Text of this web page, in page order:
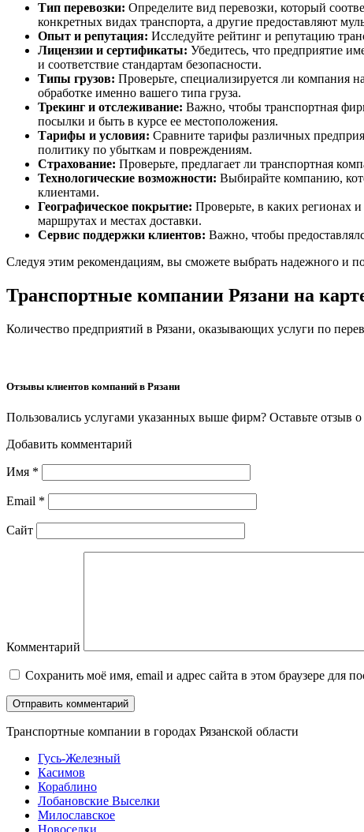
Тип перевозки: Определите вид перевозки, который
конкретных видах транспорта, а другие предоставляют
Опыт и репутация: Исследуйте рейтинг и репутацию
Лицензии и сертификаты: Убедитесь, что предприятие
и соответствие стандартам безопасности.
Типы грузов: Проверьте, специализируется ли компания
обработке именно вашего типа груза.
Трекинг и отслеживание: Важно, чтобы транспортная
посылки и быть в курсе ее местоположения.
Тарифы и условия: Сравните тарифы различных
политику по убыткам и повреждениям.
Страхование: Проверьте, предлагает ли транспортная
Технологические возможности: Выбирайте компанию,
клиентами.
Географическое покрытие: Проверьте, в каких регионах
маршрутах и местах доставки.
Сервис поддержки клиентов: Важно, чтобы
Следуя этим рекомендациям, вы сможете выбрать надежного и
Транспортные компании Рязани на
Количество предприятий в Рязани, оказывающих услуги по
Отзывы клиентов компаний в Рязани
Пользовались услугами указанных выше фирм? Оставьте отзыв о
Добавить комментарий
Имя *
Email *
Сайт
Комментарий
Сохранить моё имя, email и адрес сайта в этом браузере для
Транспортные компании в городах Рязанской области
Гусь-Железный
Касимов
Кораблино
Лобановские Выселки
Милославское